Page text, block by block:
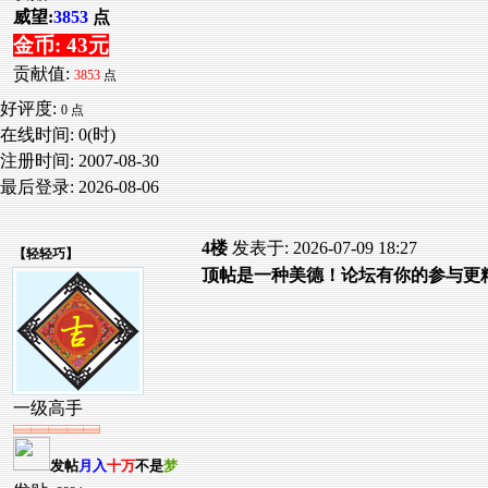
威望:3853 点
金币: 43元
贡献值: 3853 点
好评度: 0 点
在线时间: 0(时)
注册时间: 2007-08-30
最后登录: 2026-08-06
【轻轻巧】
一级高手
发帖月入十万不是梦
4楼 发表于: 2026-07-09 18:27
顶帖是一种美德！论坛有你的参与更